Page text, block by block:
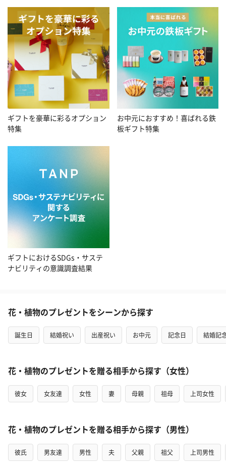
ギフトを豪華に彩るオプション
特集
お中元におすすめ！喜ばれる鉄
板ギフト特集
ギフトにおけるSDGs・サステ
ナビリティの意識調査結果
花・植物のプレゼントをシーンから探す
誕生日 結婚祝い 出産祝い お中元 記念日 結婚記
花・植物のプレゼントを贈る相手から探す（女性）
彼女 女友達 女性 妻 母親 祖母 上司女性
花・植物のプレゼントを贈る相手から探す（男性）
彼氏 男友達 男性 夫 父親 祖父 上司男性